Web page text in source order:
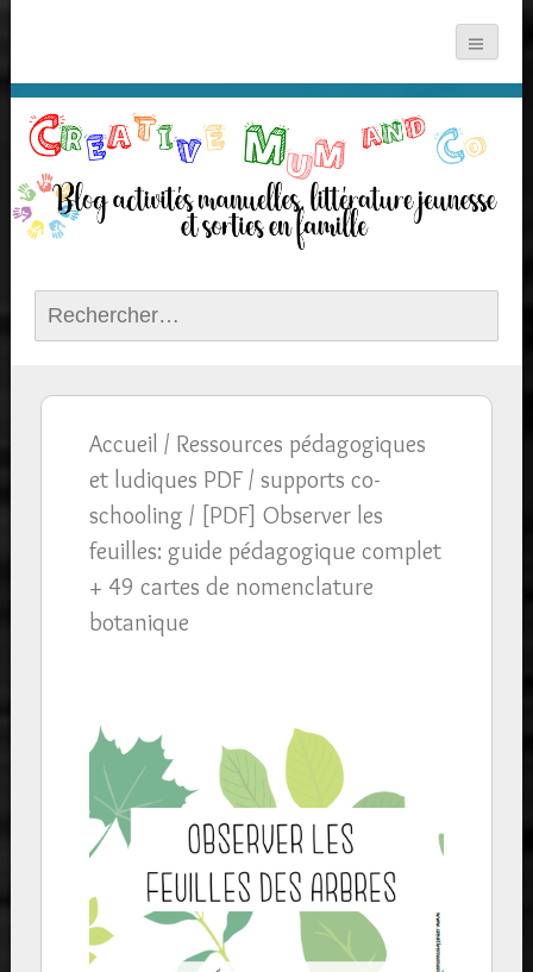
Rechercher :
Accueil / Ressources pédagogiques
et ludiques PDF/ supports co-
schooling / [PDF] Observer les
feuilles: guide pédagogique complet
+ 49 cartes de nomenclature
botanique